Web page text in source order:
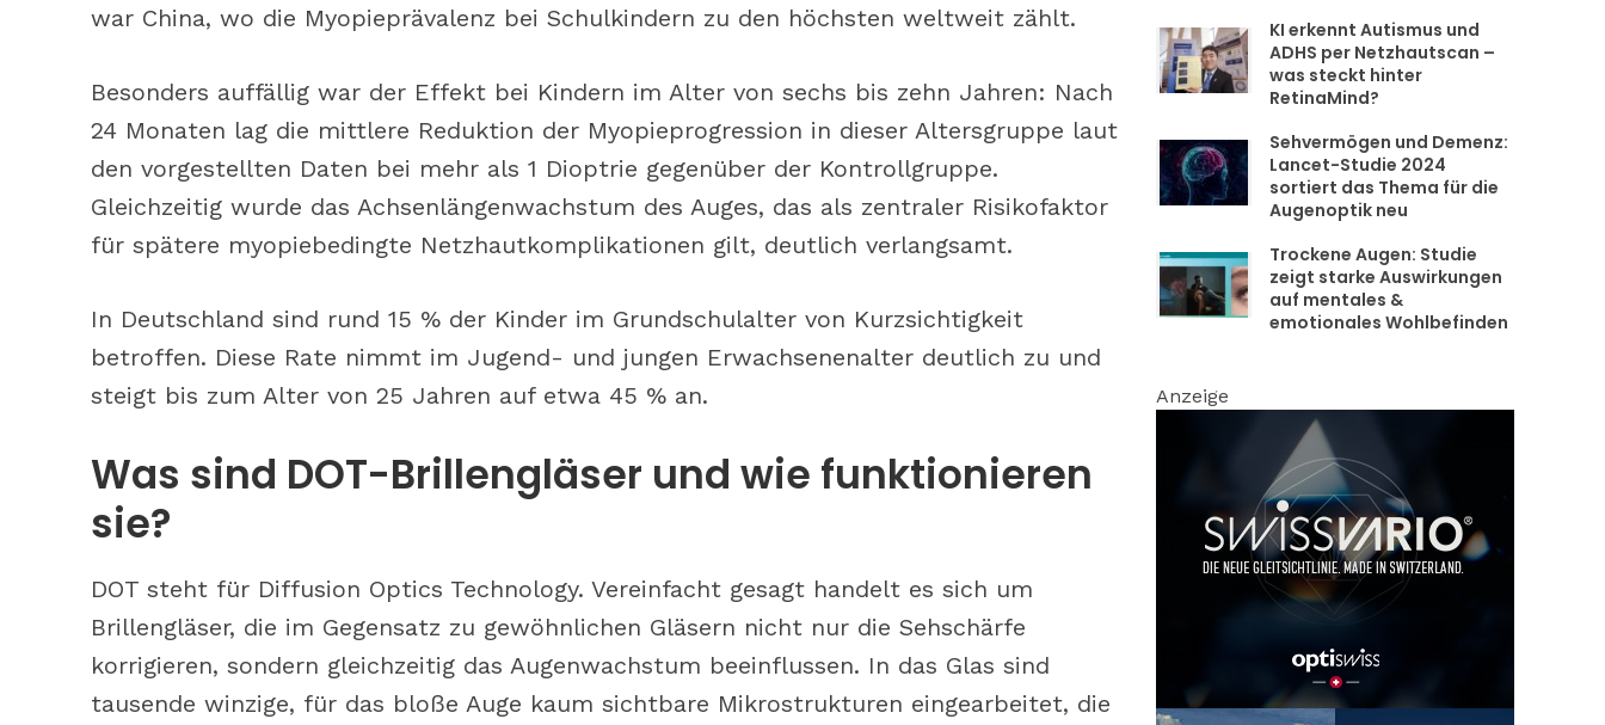
war China, wo die Myopieprävalenz bei Schulkindern zu den höchsten weltweit zählt.
Besonders auffällig war der Effekt bei Kindern im Alter von sechs bis zehn Jahren: Nach
24 Monaten lag die mittlere Reduktion der Myopieprogression in dieser Altersgruppe laut
den vorgestellten Daten bei mehr als 1 Dioptrie gegenüber der Kontrollgruppe.
Gleichzeitig wurde das Achsenlängenwachstum des Auges, das als zentraler Risikofaktor
für spätere myopiebedingte Netzhautkomplikationen gilt, deutlich verlangsamt.
In Deutschland sind rund 15 % der Kinder im Grundschulalter von Kurzsichtigkeit
betroffen. Diese Rate nimmt im Jugend- und jungen Erwachsenenalter deutlich zu und
steigt bis zum Alter von 25 Jahren auf etwa 45 % an.
Was sind DOT-Brillengläser und wie funktionieren
sie?
DOT steht für Diffusion Optics Technology. Vereinfacht gesagt handelt es sich um
Brillengläser, die im Gegensatz zu gewöhnlichen Gläsern nicht nur die Sehschärfe
korrigieren, sondern gleichzeitig das Augenwachstum beeinflussen. In das Glas sind
tausende winzige, für das bloße Auge kaum sichtbare Mikrostrukturen eingearbeitet, die
KI erkennt Autismus und
ADHS per Netzhautscan –
was steckt hinter
RetinaMind?
Sehvermögen und Demenz:
Lancet-Studie 2024
sortiert das Thema für die
Augenoptik neu
Trockene Augen: Studie
zeigt starke Auswirkungen
auf mentales &
emotionales Wohlbefinden
Anzeige